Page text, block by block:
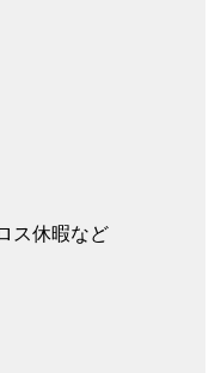
ス休暇など